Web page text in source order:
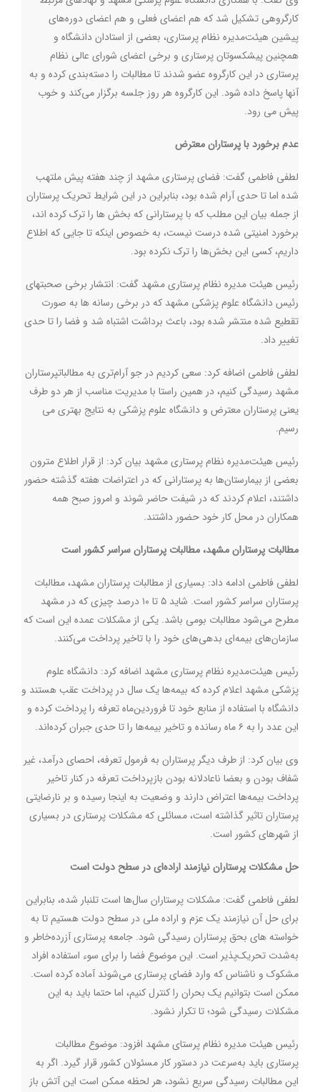
کارگروهی تشکیل شد که هم اعضای فعلی و هم اعضای دوره‌های
پیشین هیئت‌مدیره نظام پرستاری، بعضی از استادان دانشگاه و
همچنین پیشکسوتان پرستاری و برخی اعضای شورای عالی نظام
پرستاری در این کارگروه عضو شدند تا مطالبات را دسته‌بندی کرده و به
آنها پاسخ داده شود. این کارگروه هر روز جلسه برگزار می‌کند و خوب
پیش می رود.
عدم برخورد با پرستاران معترض
لطفی فاطمی گفت: فضای پرستاری مشهد از چند هفته پیش ملتهب
شده اما تا حدی آرام شده بود، بنابراین در این شرایط تحریک پرستاران
از جمله بیان این مطلب که با پرستارانی که بخش ها را ترک کرده اند،
برخورد امنیتی شده درست نیست، به خصوص اینکه تا جایی که اطلاع
داریم، کسی این بخش‌ها را ترک نکرده بود.
رئیس هیئت مدیره نظام پرستاری مشهد گفت: انتشار برخی صحبتهای
رئیس دانشگاه علوم پزشکی مشهد که در برخی رسانه ها به صورت
تقطیع شده منتشر شده بود، باعث برداشت اشتباه شد و فضا را تا حدی
تغییر داد.
لطفی فاطمی اضافه کرد: سعی کردیم در جو آرام‌تری به مطالباتپرستاران
مشهد رسیدگی کنیم، در همین راستا با مدیریت مناسب از هر دو طرف
یعنی پرستاران معترض و دانشگاه علوم پزشکی به نتایج بهتری می
رسیم.
رئیس هیئت‌مدیره نظام پرستاری مشهد بیان کرد:‌ از قرار اطلاع مترون
بعضی از بیمارستان‌ها به پرستارانی که در اعتراضات هفته گذشته حضور
داشتند، اعلام کردند که در شیفت حاضر شوند و امروز صبح همه
همکاران در محل کار خود حضور داشتند.
مطالبات پرستاران مشهد، مطالبات پرستاران سراسر کشور است
لطفی فاطمی ادامه داد: بسیاری از مطالبات پرستاران مشهد، مطالبات
پرستاران سراسر کشور است. شاید ۵ تا ۱۰ درصد چیزی که در مشهد
مطرح می‌شود مطالبات بومی باشد. یکی از مشکلات عمده این است که
سازمان‌های بیمه‌ای بدهی‌های خود را با تاخیر پرداخت می‌کنند.
رئیس هیئت‌مدیره نظام پرستاری مشهد اضافه کرد: دانشگاه علوم
پزشکی مشهد اعلام کرده که بیمه‌ها یک سال در پرداخت عقب هستند و
دانشگاه با استفاده از منابع خود تا فروردین‌ماه تعرفه را پرداخت کرده‌ و
این عدد را به ۶ ماه رسانده و تاخیر بیمه‌ها را تا حدی جبران کرده‌اند.
وی بیان کرد: از طرف دیگر پرستاران به فرمول تعرفه، احصای درآمد، غیر
شفاف بودن و بعضا ناعادلانه بودن بازپرداخت تعرفه در کنار تاخیر
پرداخت بیمه‌ها اعتراض دارند و وضعیت به اینجا رسیده و بر نارضایتی
پرستاران تاثیر گذاشته است، مسائلی که مشکلات پرستاری در بسیاری
از شهرهای کشور است.
حل مشکلات پرستاران نیازمند اراده‌ای در سطح دولت است
لطفی فاطمی گفت: مشکلات پرستاران سال‌ها است تلنبار شده، بنابراین
برای حل آن نیازمند یک عزم و اراده ملی در سطح دولت هستیم تا به
خواسته های بحق پرستاران رسیدگی شود. جامعه پرستاری آزرده‌خاطر و
به‌شدت تحریک‌پذیر است. این موضوع فضا را برای سوء استفاده افراد
مشکوک و ناشناس که وارد فضای پرستاری می‌شوند آماده کرده است.
ممکن است بتوانیم یک بحران را کنترل کنیم، اما حتما باید به این
مشکلات رسیدگی شود؛ تا تکرار نشود.
رئیس هیئت مدیره نظام پرستای مشهد افزود: موضوع مطالبات
پرستاری باید به‌سرعت در دستور کار مسئولان کشور قرار گیرد. اگر به
این مطالبات رسیدگی سریع نشود، هر لحظه ممکن است این آتش باز